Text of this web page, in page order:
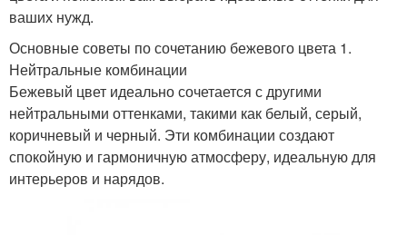
ваших нужд.
Основные советы по сочетанию бежевого цвета 1.
Нейтральные комбинации
Бежевый цвет идеально сочетается с другими
нейтральными оттенками, такими как белый, серый,
коричневый и черный. Эти комбинации создают
спокойную и гармоничную атмосферу, идеальную для
интерьеров и нарядов.